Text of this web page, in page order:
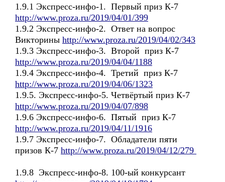
1.9.1 Экспресс-инфо-1. Первый приз К-7
http://www.proza.ru/2019/04/01/399
1.9.2 Экспресс-инфо-2. Ответ на вопрос
Викторины http://www.proza.ru/2019/04/02/343
1.9.3 Экспресс-инфо-3. Второй приз К-7
http://www.proza.ru/2019/04/04/1188
1.9.4 Экспресс-инфо-4. Третий приз К-7
http://www.proza.ru/2019/04/06/1323
1.9.5. Экспресс-инфо-5. Четвёртый приз К-7
http://www.proza.ru/2019/04/07/898
1.9.6 Экспресс-инфо-6. Пятый приз К-7
http://www.proza.ru/2019/04/11/1916
1.9.7 Экспресс-инфо-7. Обладатели пяти
призов К-7 http://www.proza.ru/2019/04/12/279
1.9.8 Экспресс-инфо-8. 100-ый конкурсант